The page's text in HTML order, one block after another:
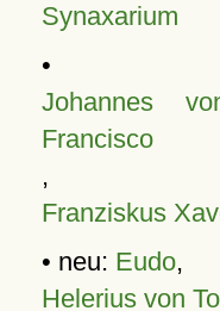
Synaxarium
•
Johannes
Francisco
,
Franziskus
• neu: Eudo,
Helerius von